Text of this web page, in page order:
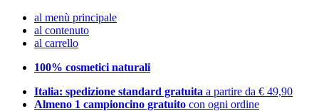
al menù principale
al contenuto
al carrello
100% cosmetici naturali
Italia: spedizione standard gratuita a partire da € 49,90
Almeno 1 campioncino gratuito con ogni ordine